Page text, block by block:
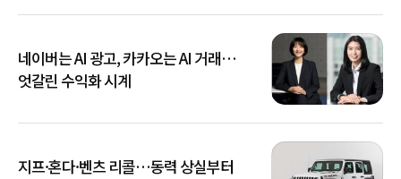
네이버는 AI 광고, 카카오는 AI 거래…
엇갈린 수익화 시계
지프·혼다·벤츠 리콜…동력 상실부터